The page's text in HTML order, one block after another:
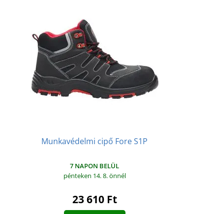
Munkavédelmi cipő Fore S1P
7 NAPON BELÜL
pénteken 14. 8.önnél
23 610 Ft